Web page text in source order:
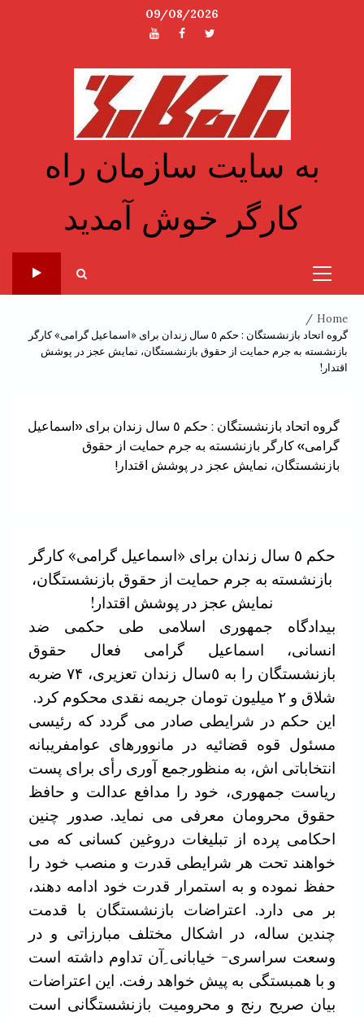
09/08/2026
توئیترفیسبوکیوتیوب
به سایت سازمان راه
کارگر خوش آمدید
Primary
Home
گروه اتحاد بازنشستگان : حکم ٥ سال زندان برای «اسماعیل گرامی» کارگر
بازنشسته به جرم حمایت از حقوق بازنشستگان، نمایش عجز در پوشش
اقتدار!
گروه اتحاد بازنشستگان : حکم ٥ سال زندان برای «اسماعیل
گرامی» کارگر بازنشسته به جرم حمایت از حقوق
بازنشستگان، نمایش عجز در پوشش اقتدار!
حکم ٥ سال زندان برای «اسماعیل گرامی» کارگر
بازنشسته به جرم حمایت از حقوق بازنشستگان،
نمایش عجز در پوشش اقتدار!
بیدادگاه جمهوری اسلامی طی حکمی ضد
انسانی، اسماعیل گرامی فعال حقوق
بازنشستگان را به ٥سال زندان تعزیری، ۷۴ ضربه
شلاق و ۲ میلیون تومان جریمه نقدی محکوم کرد.
این حکم در شرایطی صادر می گردد که رئیسی
مسئول قوه قضائیه در مانوورهای عوامفریبانه
انتخاباتی اش، به منظورجمع آوری رأی برای پست
ریاست جمهوری، خود را مدافع عدالت و حافظ
حقوق محرومان معرفی می نماید. صدور چنین
احکامی پرده از تبلیغات دروغین کسانی که می
خواهند تحت هر شرایطی قدرت و منصب خود را
حفظ نموده و به استمرار قدرت خود ادامه دهند،
بر می دارد. اعتراضات بازنشستگان با قدمت
چندین ساله، در اشکال مختلف مبارزاتی و در
وسعت سراسری- خیابانی ِآن تداوم داشته است
و با همبستگی به پیش خواهد رفت. این اعتراضات
بیان صریح رنج و محرومیت بازنشستگانی است